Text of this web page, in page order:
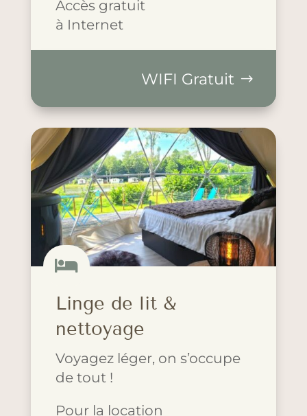
Accès gratuit
à Internet
WIFI Gratuit

Linge de lit &
nettoyage
Voyagez léger, on s’occupe
de tout !
Pour la location